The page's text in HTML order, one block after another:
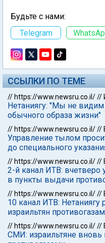
Будьте с нами:
Telegram
ССЫЛКИ ПО ТЕМЕ
// https://www.newsru.co.il///
Нетаниягу: "Мы не
обычного образа жизни"
// https://www.newsru.co.il///
Управление тылом
до специального
// https://www.newsru.co.il///
2-й канал ИТВ: вчетверо
в пункты выдачи
// https://www.newsru.co.il///
10 канал ИТВ: Нетаниягу
израильтян
// https://www.newsru.co.il///
СМИ: израильтяне вновь